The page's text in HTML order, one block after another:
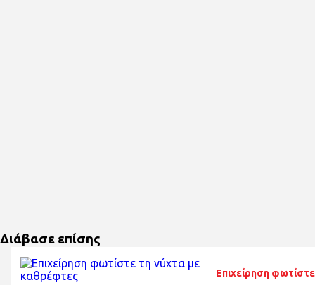
Διάβασε επίσης
Επιχείρηση